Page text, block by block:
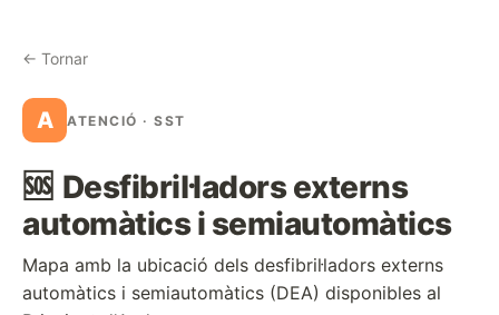
← Tornar
A ATENCIÓ · SST
🆘 Desfibril·ladors externs
automàtics i semiautomàtics
Mapa amb la ubicació dels desfibril·ladors externs
automàtics i semiautomàtics (DEA) disponibles al